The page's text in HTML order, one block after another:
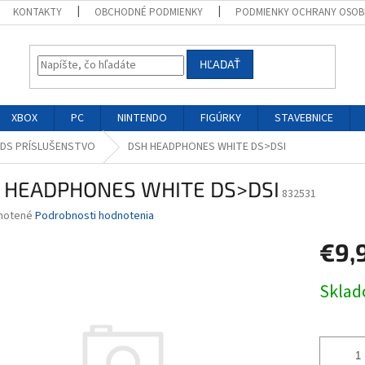
KONTAKTY OBCHODNÉ PODMIENKY PODMIENKY OCHRANY
HĽADAŤ
XBOX PC NINTENDO FIGÚRKY STAVEBNICE
PRÍSLUŠENSTVO DSH HEADPHONES WHITE DS>DSI
HEADPHONES WHITE DS>DSI 832531
Podrobnosti hodnotenia
cena: